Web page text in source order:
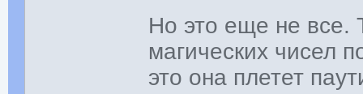
Но это еще не все.
магических чисел
это она плетет